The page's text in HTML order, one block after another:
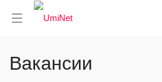
Вакансии